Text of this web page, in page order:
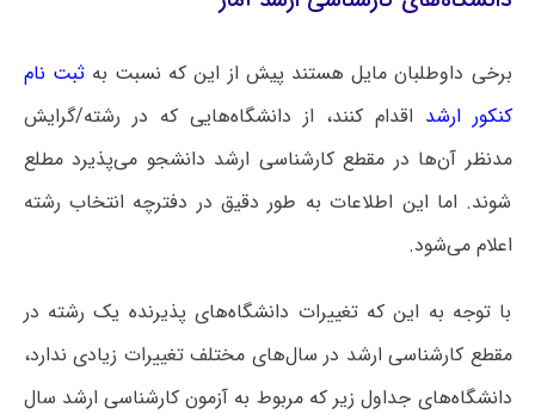
برخی داوطلبان مایل هستند پیش از این که نسبت به ثبت نام
کنکور ارشد اقدام کنند، از دانشگاه‌هایی که در رشته/گرایش
مدنظر آن‌ها در مقطع کارشناسی ارشد دانشجو می‌پذیرد مطلع
شوند. اما این اطلاعات به طور دقیق در دفترچه انتخاب رشته
اعلام می‌شود.
با توجه به این که تغییرات دانشگاه‌های پذیرنده یک رشته در
مقطع کارشناسی ارشد در سال‌های مختلف تغییرات زیادی ندارد،
دانشگاه‌های جداول زیر که مربوط به آزمون کارشناسی ارشد سال